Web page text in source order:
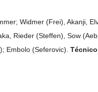
Widmer (Frei), Akanji,
Rieder (Steffen), Sow
Embolo (Seferovic).